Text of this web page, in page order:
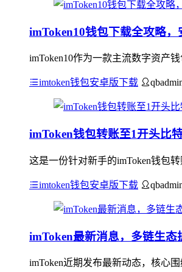
imToken10钱包下载全攻略
imToken10作为一款主流数字资产
imtoken钱包安卓版下载
imToken钱包转账至1开头比
这是一份针对新手的imToken钱包
imtoken钱包安卓版下载
imToken最新消息，多链生
imToken近期发布最新动态，核心